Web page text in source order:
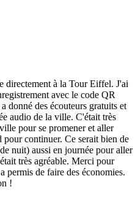
directement à la Tour Eiffel. J'ai
avec le code QR
donné des écouteurs gratuits et
audio de la ville. C'était très
pour se promener et aller
pour continuer. Ce serait bien de
nuit) aussi en journée pour aller
très agréable. Merci pour
de faire des économies.
!